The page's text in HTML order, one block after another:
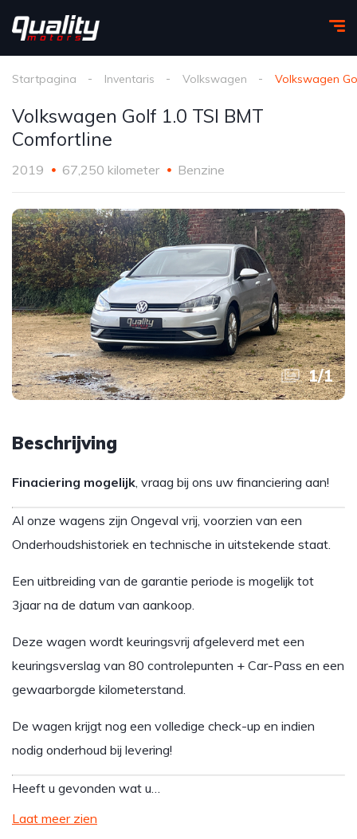
Startpagina Inventaris Volkswagen Volkswagen
Volkswagen Golf 1.0 TSI BMT
Comfortline
2019 67,250 kilometer Benzine
1/1
Beschrijving
Finaciering mogelijk, vraag bij ons uw financiering aan!
Al onze wagens zijn Ongeval vrij, voorzien van een
Onderhoudshistoriek en technische in uitstekende staat.
Een uitbreiding van de garantie periode is mogelijk tot
3jaar na de datum van aankoop.
Deze wagen wordt keuringsvrij afgeleverd met een
keuringsverslag van 80 controlepunten + Car-Pass en een
gewaarborgde kilometerstand.
De wagen krijgt nog een volledige check-up en indien
nodig onderhoud bij levering!
Heeft u gevonden wat u…
Laat meer zien